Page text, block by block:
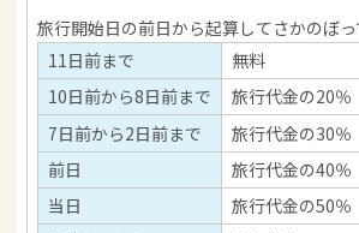
旅行開始日の前日から起算してさかのぼっ
11日前まで
無料
10日前から8日前まで
旅行代金の20％
7日前から2日前まで
旅行代金の30％
前日
旅行代金の40％
当日
旅行代金の50％